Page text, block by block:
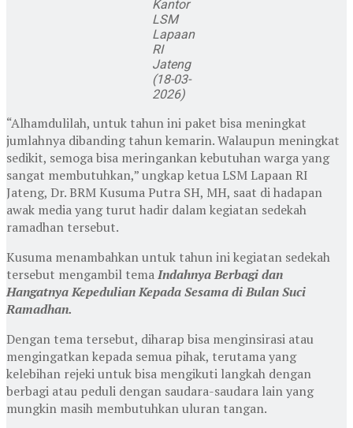
Kantor
LSM
Lapaan
RI
Jateng
(18-03-
2026)
“Alhamdulilah, untuk tahun ini paket bisa meningkat
jumlahnya dibanding tahun kemarin. Walaupun meningkat
sedikit, semoga bisa meringankan kebutuhan warga yang
sangat membutuhkan,” ungkap ketua LSM Lapaan RI
Jateng, Dr. BRM Kusuma Putra SH, MH, saat di hadapan
awak media yang turut hadir dalam kegiatan sedekah
ramadhan tersebut.
Kusuma menambahkan untuk tahun ini kegiatan sedekah
tersebut mengambil temaIndahnya Berbagi dan
Hangatnya Kepedulian Kepada Sesama di Bulan Suci
Ramadhan.
Dengan tema tersebut, diharap bisa menginsirasi atau
mengingatkan kepada semua pihak, terutama yang
kelebihan rejeki untuk bisa mengikuti langkah dengan
berbagi atau peduli dengan saudara-saudara lain yang
mungkin masih membutuhkan uluran tangan.